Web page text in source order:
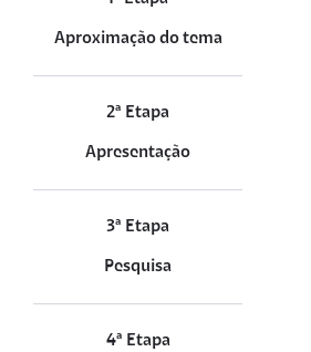
Aproximação do tema
2ª Etapa
Apresentação
3ª Etapa
Pesquisa
4ª Etapa